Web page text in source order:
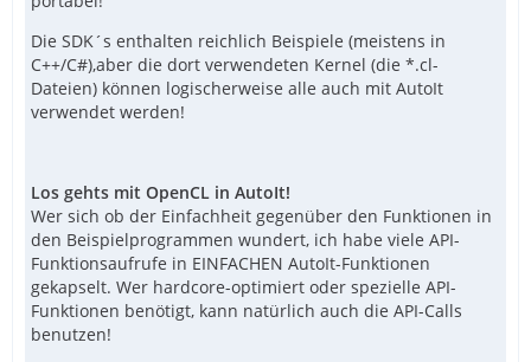
Die SDK´s enthalten reichlich Beispiele (meistens in
C++/C#),aber die dort verwendeten Kernel (die *.cl-
Dateien) können logischerweise alle auch mit AutoIt
verwendet werden!
Los gehts mit OpenCL in AutoIt!
Wer sich ob der Einfachheit gegenüber den Funktionen in
den Beispielprogrammen wundert, ich habe viele API-
Funktionsaufrufe in EINFACHEN AutoIt-Funktionen
gekapselt. Wer hardcore-optimiert oder spezielle API-
Funktionen benötigt, kann natürlich auch die API-Calls
benutzen!